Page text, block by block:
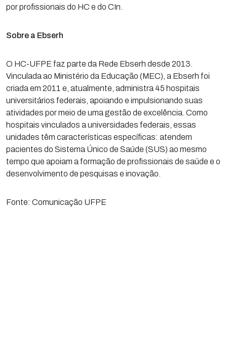
por profissionais do HC e do CIn.
Sobre a Ebserh
O HC-UFPE faz parte da Rede Ebserh desde 2013.
Vinculada ao Ministério da Educação (MEC), a Ebserh foi
criada em 2011 e, atualmente, administra 45 hospitais
universitários federais, apoiando e impulsionando suas
atividades por meio de uma gestão de excelência. Como
hospitais vinculados a universidades federais, essas
unidades têm características específicas: atendem
pacientes do Sistema Único de Saúde (SUS) ao mesmo
tempo que apoiam a formação de profissionais de saúde e o
desenvolvimento de pesquisas e inovação.
Fonte: Comunicação UFPE